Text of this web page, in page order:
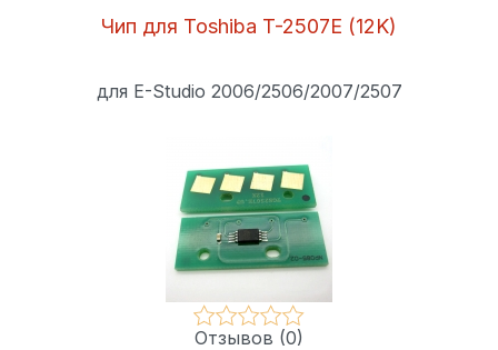
Чип для Toshiba T-2507E (12K)
для E-Studio 2006/2506/2007/2507
Отзывов (0)